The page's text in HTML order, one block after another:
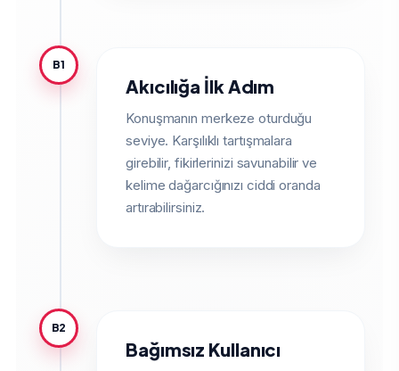
B1
Akıcılığa İlk Adım
Konuşmanın merkeze oturduğu
seviye. Karşılıklı tartışmalara
girebilir, fikirlerinizi savunabilir ve
kelime dağarcığınızı ciddi oranda
artırabilirsiniz.
B2
Bağımsız Kullanıcı